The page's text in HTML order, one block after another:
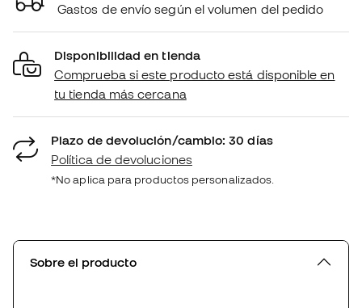
Gastos de envío según el volumen del pedido
Disponibilidad en tienda
Comprueba si este producto está disponible en
tu tienda más cercana
Plazo de devolución/cambio: 30 días
Política de devoluciones
*No aplica para productos personalizados.
Sobre el producto